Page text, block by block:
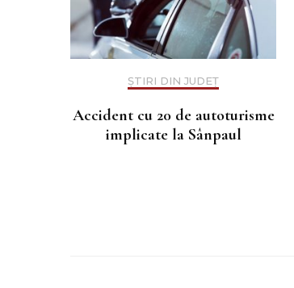
ȘTIRI DIN JUDEȚ
Accident cu 20 de autoturisme
implicate la Sânpaul